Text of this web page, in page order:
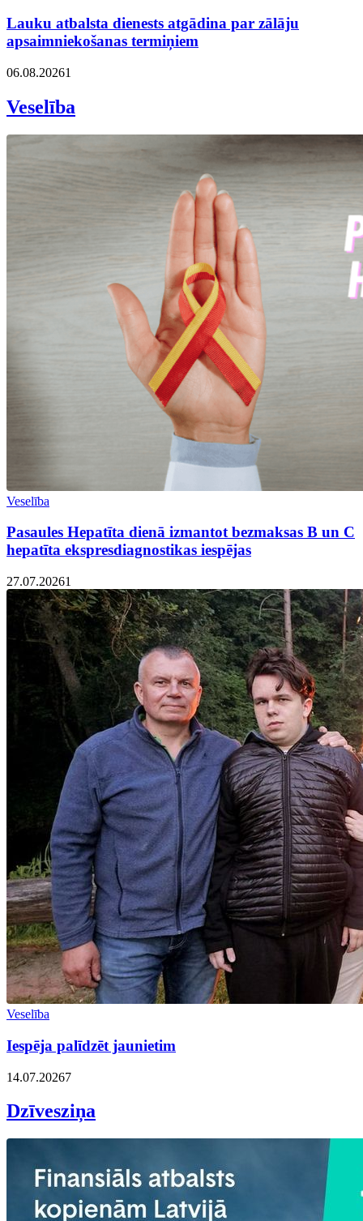
Lauku atbalsta dienests atgādina par zālāju
apsaimniekošanas termiņiem
06.08.20261
Veselība
Veselība
Pasaules Hepatīta dienā izmantot bezmaksas B un C
hepatīta ekspresdiagnostikas iespējas
27.07.20261
Veselība
Iespēja palīdzēt jaunietim
14.07.20267
Dzīvesziņa